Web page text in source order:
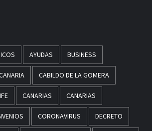
AYUDAS BUSINESS
CABILDO DE LA GOMERA
CANARIAS CANARIAS
CORONAVIRUS DECRETO